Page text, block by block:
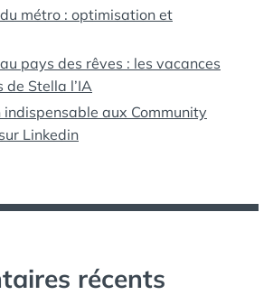
métro : optimisation et
pays des rêves : les vacances
de Stella l’IA
indispensable aux Community
Linkedin
récents